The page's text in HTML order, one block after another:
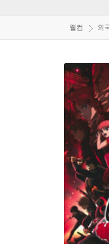
웰컴 외